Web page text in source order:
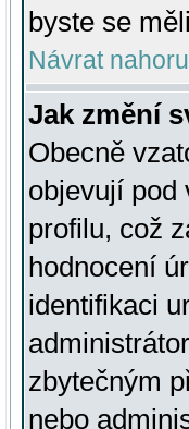
byste se
Návrat nahoru
Jak změní
Obecně
objevují pod
profilu, což
hodnocení
identifikaci
zbytečným
nebo